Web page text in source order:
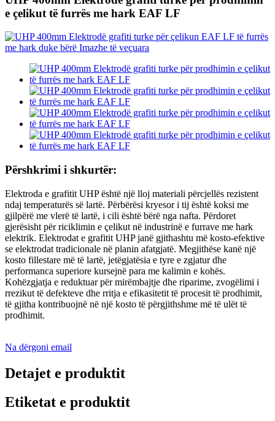
e çelikut të furrës me hark EAF LF
Përshkrimi i shkurtër:
Elektroda e grafitit UHP është një lloj materiali përcjellës rezistent
ndaj temperaturës së lartë. Përbërësi kryesor i tij është koksi me
gjilpërë me vlerë të lartë, i cili është bërë nga nafta. Përdoret
gjerësisht për riciklimin e çelikut në industrinë e furrave me hark
elektrik. Elektrodat e grafitit UHP janë gjithashtu më kosto-efektive
se elektrodat tradicionale në planin afatgjatë. Megjithëse kanë një
kosto fillestare më të lartë, jetëgjatësia e tyre e zgjatur dhe
performanca superiore kursejnë para me kalimin e kohës.
Kohëzgjatja e reduktuar për mirëmbajtje dhe riparime, zvogëlimi i
rrezikut të defekteve dhe rritja e efikasitetit të procesit të prodhimit,
të gjitha kontribuojnë në një kosto të përgjithshme më të ulët të
prodhimit.
Na dërgoni email
Detajet e produktit
Etiketat e produktit